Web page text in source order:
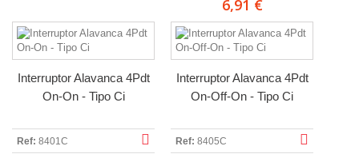
6,91 €
Interruptor Alavanca 4Pdt
On-On - Tipo Ci
Ref: 8401C
Interruptor Alavanca 4Pdt
On-Off-On - Tipo Ci
Ref: 8405C